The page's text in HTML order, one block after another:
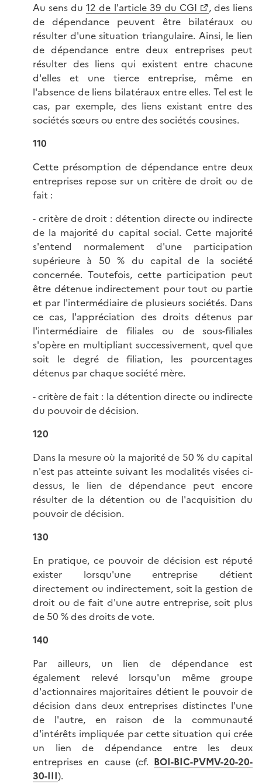
Au sens du12 de l'article 39 du CGI
, des liens
de dépendance peuvent être bilatéraux ou
résulter d'une situation triangulaire. Ainsi, le lien
de dépendance entre deux entreprises peut
résulter des liens qui existent entre chacune
d'elles et une tierce entreprise, même en
l'absence de liens bilatéraux entre elles. Tel est le
cas, par exemple, des liens existant entre des
sociétés sœurs ou entre des sociétés cousines.
110
Cette présomption de dépendance entre deux
entreprises repose sur un critère de droit ou de
fait :
- critère de droit : détention directe ou indirecte
de la majorité du capital social. Cette majorité
s'entend normalement d'une participation
supérieure à 50 % du capital de la société
concernée. Toutefois, cette participation peut
être détenue indirectement pour tout ou partie
et par l'intermédiaire de plusieurs sociétés. Dans
ce cas, l'appréciation des droits détenus par
l'intermédiaire de filiales ou de sous-filiales
s'opère en multipliant successivement, quel que
soit le degré de filiation, les pourcentages
détenus par chaque société mère.
- critère de fait : la détention directe ou indirecte
du pouvoir de décision.
120
Dans la mesure où la majorité de 50 % du capital
n'est pas atteinte suivant les modalités visées ci-
dessus, le lien de dépendance peut encore
résulter de la détention ou de l'acquisition du
pouvoir de décision.
130
En pratique, ce pouvoir de décision est réputé
exister lorsqu'une entreprise détient
directement ou indirectement, soit la gestion de
droit ou de fait d'une autre entreprise, soit plus
de 50 % des droits de vote.
140
Par ailleurs, un lien de dépendance est
également relevé lorsqu'un même groupe
d'actionnaires majoritaires détient le pouvoir de
décision dans deux entreprises distinctes l'une
de l'autre, en raison de la communauté
d'intérêts impliquée par cette situation qui crée
un lien de dépendance entre les deux
entreprises en cause (cf. BOI-BIC-PVMV-20-20-
30-III).